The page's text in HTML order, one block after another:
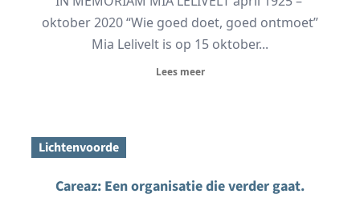
oktober 2020 “Wie goed doet, goed ontmoet”
Mia Lelivelt is op 15 oktober...
Lees meer
Lichtenvoorde
Careaz: Een organisatie die verder gaat.